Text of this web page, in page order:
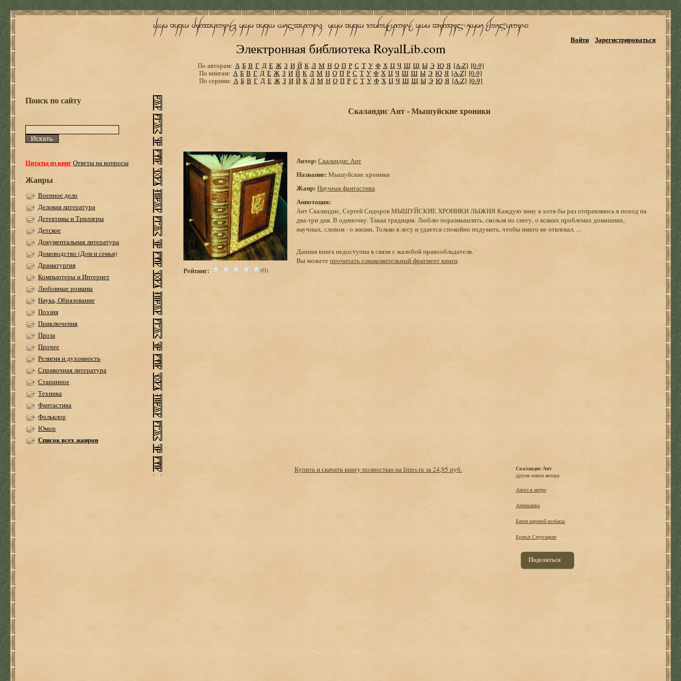
Электронная библиотека RoyalLib.com
Войти Зарегистрироваться
По авторам: А Б В Г Д Е Ж З И Й К Л М Н О П Р С Т У Ф Х Ц Ч Ш Щ Ы Э Ю Я [A-Z] [0-9]
По книгам: А Б В Г Д Е Ж З И Й К Л М Н О П Р С Т У Ф Х Ц Ч Ш Щ Ы Э Ю Я [A-Z] [0-9]
По сериям: А Б В Г Д Е Ж З И Й К Л М Н О П Р С Т У Ф Х Ц Ч Ш Щ Ы Э Ю Я [A-Z] [0-9]
Поиск по сайту
Цитаты из книгОтветы на вопросы
Жанры
Военное дело
Деловая литература
Детективы и Триллеры
Детское
Документальная литература
Домоводство (Дом и семья)
Драматургия
Компьютеры и Интернет
Любовные романы
Наука, Образование
Поэзия
Приключения
Проза
Прочее
Религия и духовность
Справочная литература
Старинное
Техника
Фантастика
Фольклор
Юмор
Список всех жанров
Скаландис Ант - Мышуйские хроники
Рейтинг: (0)
Автор: Скаландис Ант
Название: Мышуйские хроники
Жанр: Научная фантастика
Аннотация:
Ант Скаландис, Сергей Сидоров МЫШУЙСКИЕ ХРОНИКИ ЛЫЖНЯ Каждую зиму я хотя бы раз отправляюсь в поход на
два-три дня. В одиночку. Такая традиция. Люблю поразмышлять, скользя по снегу, о всяких проблемах домашних,
научных, словом - о жизни. Только в лесу и удается спокойно подумать, чтобы никто не отвлекал. ...
Данная книга недоступна в связи с жалобой правообладателя.
Вы можетепрочитать ознакомительный фрагмент книги.
Купить и скачать книгу полностью на litres.ru за 24,95 руб.
Скаландис Ант
другие книги автора:
Ангел в метро
Антишапка
Батон вареной колбасы
Братья Стругацкие
Поделиться